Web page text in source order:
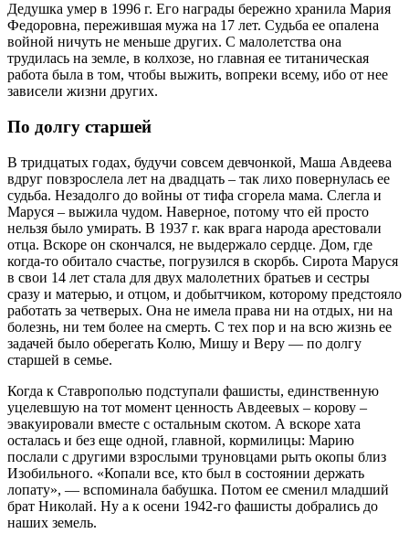
Дедушка умер в 1996 г. Его награды бережно хранила Мария
Федоровна, пережившая мужа на 17 лет. Судьба ее опалена
войной ничуть не меньше других. С малолетства она
трудилась на земле, в колхозе, но главная ее титаническая
работа была в том, чтобы выжить, вопреки всему, ибо от нее
зависели жизни других.
По долгу старшей
В тридцатых годах, будучи совсем девчонкой, Маша Авдеева
вдруг повзрослела лет на двадцать – так лихо повернулась ее
судьба. Незадолго до войны от тифа сгорела мама. Слегла и
Маруся – выжила чудом. Наверное, потому что ей просто
нельзя было умирать. В 1937 г. как врага народа арестовали
отца. Вскоре он скончался, не выдержало сердце. Дом, где
когда-то обитало счастье, погрузился в скорбь. Сирота Маруся
в свои 14 лет стала для двух малолетних братьев и сестры
сразу и матерью, и отцом, и добытчиком, которому предстояло
работать за четверых. Она не имела права ни на отдых, ни на
болезнь, ни тем более на смерть. С тех пор и на всю жизнь ее
задачей было оберегать Колю, Мишу и Веру — по долгу
старшей в семье.
Когда к Ставрополью подступали фашисты, единственную
уцелевшую на тот момент ценность Авдеевых – корову –
эвакуировали вместе с остальным скотом. А вскоре хата
осталась и без еще одной, главной, кормилицы: Марию
послали с другими взрослыми труновцами рыть окопы близ
Изобильного. «Копали все, кто был в состоянии держать
лопату», — вспоминала бабушка. Потом ее сменил младший
брат Николай. Ну а к осени 1942-го фашисты добрались до
наших земель.